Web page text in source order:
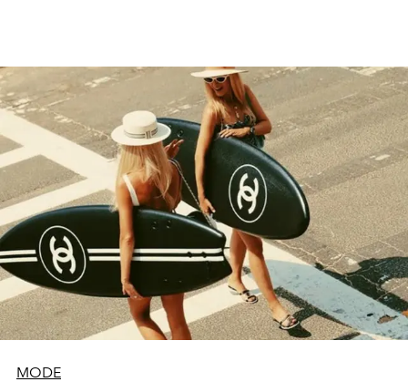
MODE